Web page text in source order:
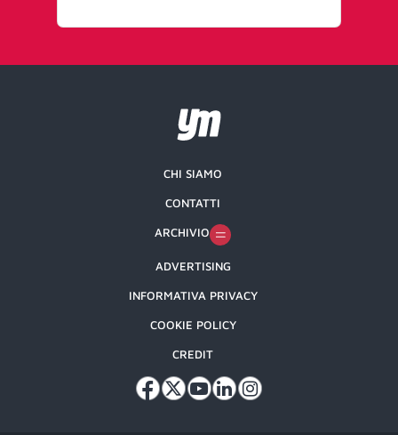
CHI SIAMO
CONTATTI
ARCHIVIO
ADVERTISING
INFORMATIVA PRIVACY
COOKIE POLICY
CREDIT